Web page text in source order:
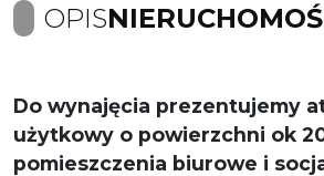
OPIS
Do wynajęcia prezentujemy
użytkowy o powierzchni ok
pomieszczenia biurowe i